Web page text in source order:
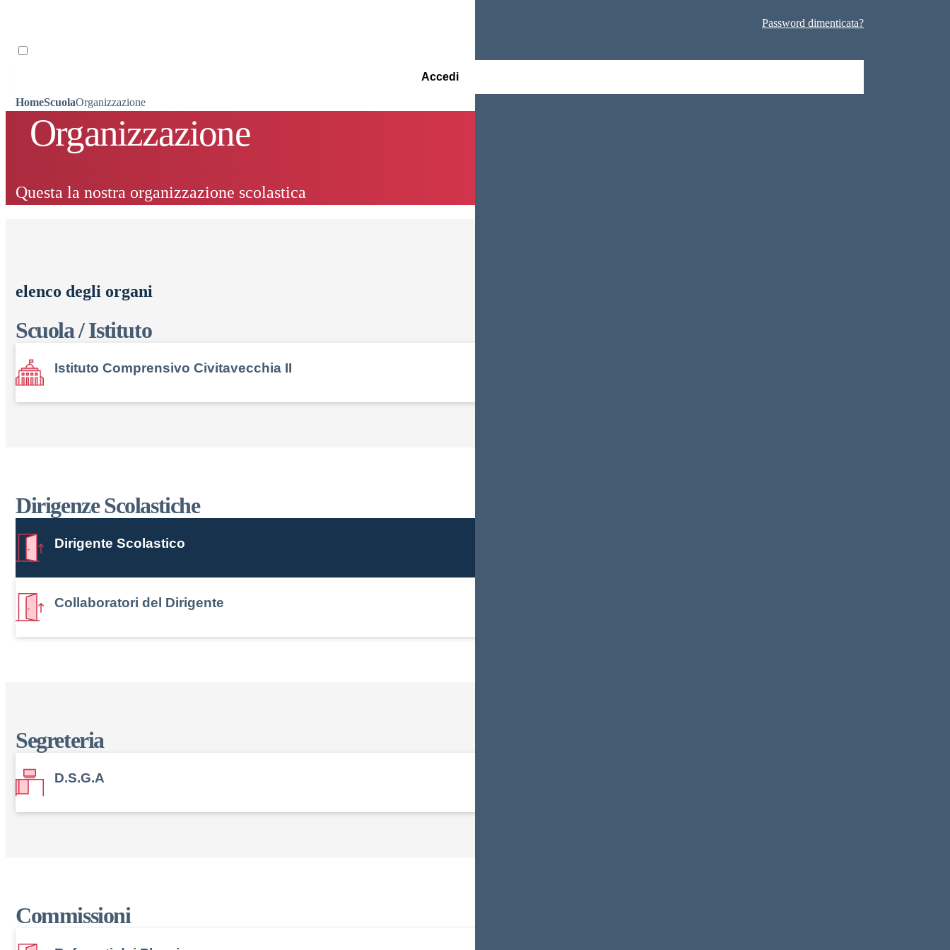
Password dimenticata?
Accedi
HomeScuolaOrganizzazione
Organizzazione
Questa la nostra organizzazione scolastica
elenco degli organi
Scuola / Istituto
Istituto Comprensivo Civitavecchia II
Dirigenze Scolastiche
Dirigente Scolastico
Collaboratori del Dirigente
Segreteria
D.S.G.A
Commissioni